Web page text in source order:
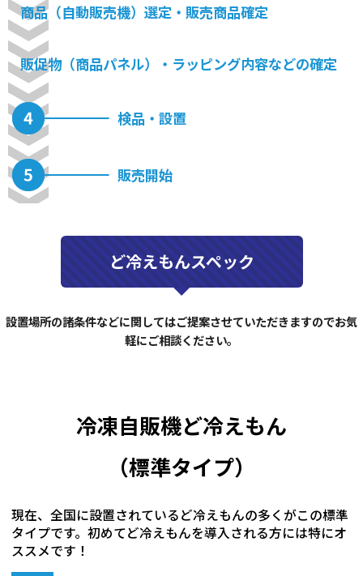
商品（自動販売機）選定・販売商品確定
販促物（商品パネル）・ラッピング内容などの確定
検品・設置
販売開始
ど冷えもんスペック
設置場所の諸条件などに関してはご提案させていただきますのでお気
軽にご相談ください。
冷凍自販機ど冷えもん
（標準タイプ）
現在、全国に設置されているど冷えもんの多くがこの標準
タイプです。初めてど冷えもんを導入される方には特にオ
ススメです！